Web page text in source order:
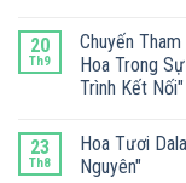
20
Th9
Chuyến
Hoa Trong
Trình Kết Nối"
23
Th8
Hoa Tươi
Nguyên"